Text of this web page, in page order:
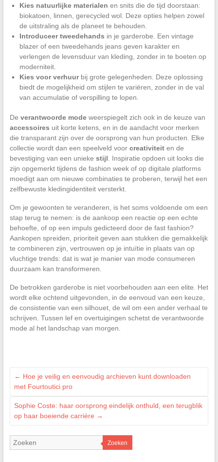
Kies natuurlijke materialen en snits die de tijd doorstaan:
biokatoen, linnen, gerecycled wol. Deze opties helpen zowel
de uitstraling als de planeet te behouden.
Introduceer tweedehands in je garderobe. Een vintage
blazer of een tweedehands jeans geven karakter en
verlengen de levensduur van kleding, zonder in te boeten op
moderniteit.
Kies voor verhuurbij grote gelegenheden. Deze oplossing
biedt de mogelijkheid om stijlen te variëren, zonder in de val
van accumulatie of verspilling te lopen.
De verantwoorde modeweerspiegelt zich ook in de keuze van
accessoires uit korte ketens, en in de aandacht voor merken
die transparant zijn over de oorsprong van hun producten. Elke
collectie wordt dan een speelveld voor creativiteiten de
bevestiging van een unieke stijl . Inspiratie opdoen uit looks die
zijn opgemerkt tijdens de fashion week of op digitale platforms
moedigt aan om nieuwe combinaties te proberen, terwijl het een
zelfbewuste kledingidentiteit versterkt.
Om je gewoonten te veranderen, is het soms voldoende om een
stap terug te nemen: is de aankoop een reactie op een echte
behoefte, of op een impuls gedicteerd door de fast fashion?
Aankopen spreiden, prioriteit geven aan stukken die gemakkelijk
te combineren zijn, vertrouwen op je intuïtie in plaats van op
vluchtige trends: dat is wat je manier van mode consumeren
duurzaam kan transformeren.
De betrokken garderobe is niet voorbehouden aan een elite. Het
wordt elke ochtend uitgevonden, in de eenvoud van een keuze,
de consistentie van een silhouet, de wil om een ander verhaal te
schrijven. Tussen lef en overtuigingen schetst de verantwoorde
mode al het landschap van morgen.
← Hoe je veilig en eenvoudig archieven kunt downloaden
met Fourtoutici pro
Sophie Coste: haar oorsprong eindelijk onthuld, een terugblik
op haar boeiende carrière →
Zoeken